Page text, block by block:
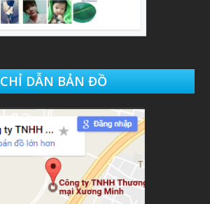
CHỈ DẪN BẢN ĐỒ